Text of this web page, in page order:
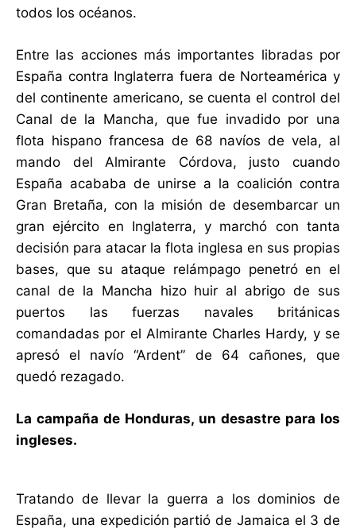
todos los océanos.
Entre las acciones más importantes libradas por
España contra Inglaterra fuera de Norteamérica y
del continente americano, se cuenta el control del
Canal de la Mancha, que fue invadido por una
flota hispano francesa de 68 navíos de vela, al
mando del Almirante Córdova, justo cuando
España acababa de unirse a la coalición contra
Gran Bretaña, con la misión de desembarcar un
gran ejército en Inglaterra, y marchó con tanta
decisión para atacar la flota inglesa en sus propias
bases, que su ataque relámpago penetró en el
canal de la Mancha hizo huir al abrigo de sus
puertos las fuerzas navales británicas
comandadas por el Almirante Charles Hardy, y se
apresó el navío “Ardent” de 64 cañones, que
quedó rezagado.
La campaña de Honduras, un desastre para los
ingleses.
Tratando de llevar la guerra a los dominios de
España, una expedición partió de Jamaica el 3 de